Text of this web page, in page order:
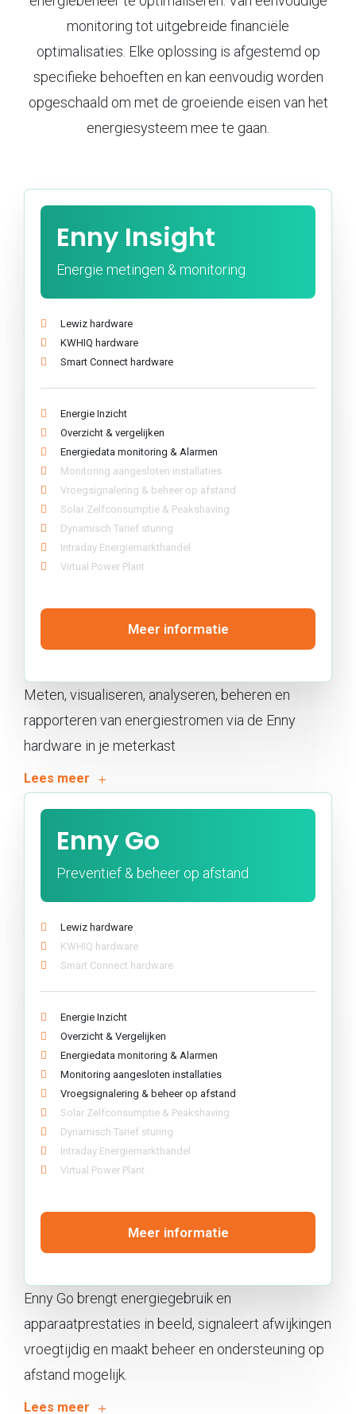
monitoring tot uitgebreide financiële
optimalisaties. Elke oplossing is afgestemd op
specifieke behoeften en kan eenvoudig worden
opgeschaald om met de groeiende eisen van het
energiesysteem mee te gaan.
Enny Insight
Energie metingen & monitoring
Lewiz hardware
KWHIQ hardware
Smart Connect hardware
Energie Inzicht
Overzicht & vergelijken
Energiedata monitoring & Alarmen
Monitoring aangesloten installaties
Vroegsignalering & beheer op afstand
Solar Zelfconsumptie & Peakshaving
Dynamisch Tarief sturing
Intraday Energiemarkthandel
Virtual Power Plant
Meer informatie
Meten, visualiseren, analyseren, beheren en
rapporteren van energiestromen via de Enny
hardware in je meterkast
Enny Go
Preventief & beheer op afstand
Lewiz hardware
KWHIQ hardware
Smart Connect hardware
Energie Inzicht
Overzicht & Vergelijken
Energiedata monitoring & Alarmen
Monitoring aangesloten installaties
Vroegsignalering & beheer op afstand
Solar Zelfconsumptie & Peakshaving
Dynamisch Tarief sturing
Intraday Energiemarkthandel
Virtual Power Plant
Meer informatie
Enny Go brengt energiegebruik en
apparaatprestaties in beeld, signaleert afwijkingen
vroegtijdig en maakt beheer en ondersteuning op
afstand mogelijk.